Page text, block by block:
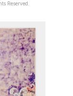
Reserved.